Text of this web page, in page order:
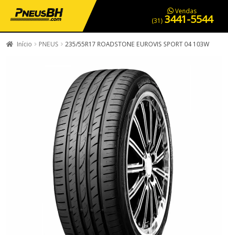
PNEUS EM OFERTA SERVIÇOS AUTOMOTIVOS NOSSA LOJA
Vendas
(31) 3441-5544
Início PNEUS 235/55R17 ROADSTONE EUROVIS SPORT 04 103W